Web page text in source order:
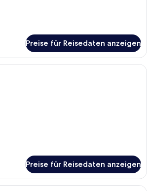
Preise für Reisedaten anzeigen
Ein Hotelzimmer mit Bett,
Preise für Reisedaten anzeigen
Ein Hotelzimmer mit einem Bett,